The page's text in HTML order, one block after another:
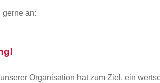
an:
Organisation hat zum Ziel, ein